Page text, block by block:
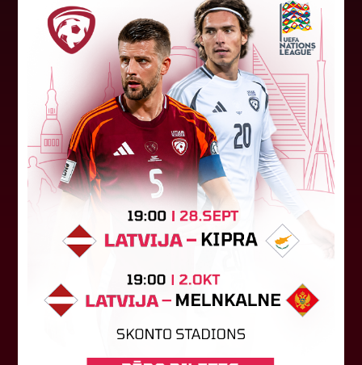
FK "Auda" pie eirokausu galda
turpina baudīt desertus
Otrdien Latvijas klubs FK "Auda" aizvadīja UEFA
Konferences līgas kvalifikācijas trešās kārtas
pirmo spēli, savu skatītāju priekšā "Skonto"
stadionā Rīgā ar 1:0 uzveica...
04. augusts 2026.